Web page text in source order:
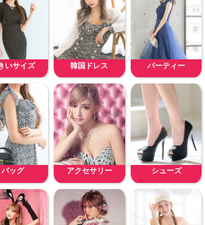
いサイズ 韓国ドレス パーティー
バッグ アクセサリー シューズ